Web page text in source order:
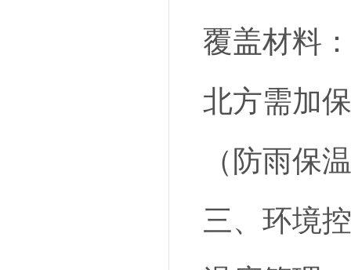
覆盖材料
北方需加
（防雨保
三、环境